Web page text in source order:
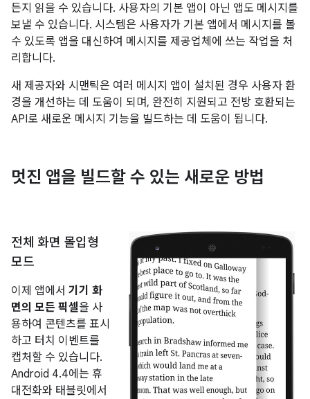
든지 읽을 수 있습니다. 사용자의 기본 앱이 아닌 앱도 메시지를
보낼 수 있습니다. 시스템은 사용자가 기본 앱에서 메시지를 볼
수 있도록 앱을 대신하여 메시지를 제공업체에 쓰는 작업을 처
리합니다.
새 제공자와 시맨틱은 여러 메시지 앱이 설치된 경우 사용자 환
경을 개선하는 데 도움이 되며, 완전히 지원되고 전방 호환되는
API로 새로운 메시지 기능을 빌드하는 데 도움이 됩니다.
멋진 앱을 빌드할 수 있는 새로운 방법
전체 화면 몰입형
모드
이제 앱에서 기기 화
면의 모든 픽셀을 사
용하여 콘텐츠를 표시
하고 터치 이벤트를
캡처할 수 있습니다.
Android 4.4에는 휴
대전화와 태블릿에서